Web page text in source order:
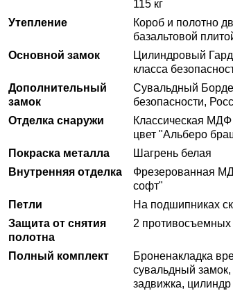
115 кг
Утепление
Короб и полотно
базальтовой
Основной замок
Цилиндровый
класса
Дополнительный
замок
Сувальдный
безопасности,
Отделка снаружи
Классическая
цвет "Альберо
Покраска металла
Шагрень белая
Внутренняя отделка
Фрезерованная
софт"
Петли
На подшипниках
Защита от снятия
полотна
2 противосъемных
Полный комплект
Броненакладка
сувальдный замок,
задвижка,